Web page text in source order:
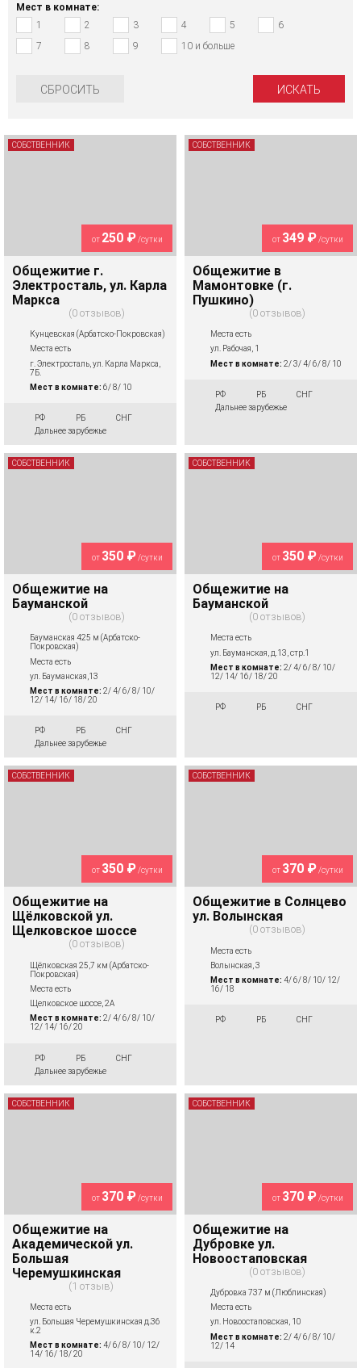
Мест в комнате:
1
2 3 4 5
6
7
8 9 10 и больше
СБРОСИТЬ
от 250 ₽/сутки
Общежитие г.
Электросталь, ул. Карла
Маркса
0 отзывов
Кунцевская (Арбатско-Покровская)
Места есть
г. Электросталь, ул. Карла Маркса,
7Б.
Мест в комнате: 6/ 8/ 10
РФ РБ
СНГ
Дальнее зарубежье
СОБСТВЕННИК
от 349 ₽/сутки
Общежитие в
Мамонтовке (г.
Пушкино)
0 отзывов
Места есть
ул. Рабочая, 1
Мест в комнате: 2/ 3/ 4/ 6/ 8/ 10
РФ РБ
СНГ
Дальнее зарубежье
СОБСТВЕННИК
от 350 ₽/сутки
Общежитие на
Бауманской
0 отзывов
Бауманская 425 м (Арбатско-
Покровская)
Места есть
ул. Бауманская,13
Мест в комнате: 2/ 4/ 6/ 8/ 10/
12/ 14/ 16/ 18/ 20
РФ РБ
СНГ
Дальнее зарубежье
СОБСТВЕННИК
от 350 ₽/сутки
Общежитие на
Бауманской
0 отзывов
Места есть
ул. Бауманская, д.13, стр.1
Мест в комнате: 2/ 4/ 6/ 8/ 10/
12/ 14/ 16/ 18/ 20
РФ РБ СНГ
СОБСТВЕННИК
от 350 ₽ /сутки
Общежитие на
Щёлковской ул.
Щелковское шоссе
0 отзывов
Щёлковская 25,7 км (Арбатско-
Покровская)
Места есть
Щелковское шоссе, 2А
Мест в комнате: 2/ 4/ 6/ 8/ 10/
12/ 14/ 16/ 20
РФ РБ
СНГ
Дальнее зарубежье
СОБСТВЕННИК
от 370 ₽ /сутки
Общежитие в Солнцево
ул. Волынская
0 отзывов
Места есть
Волынская, 3
Мест в комнате: 4/ 6/ 8/ 10/ 12/
16/ 18
РФ РБ СНГ
СОБСТВЕННИК
от 370 ₽/сутки
Общежитие на
Академической ул.
Большая
Черемушкинская
1 отзыв
Места есть
ул. Большая Черемушкинская д.36
к.2
Мест в комнате: 4/ 6/ 8/ 10/ 12/
14/ 16/ 18/ 20
СОБСТВЕННИК
от 370 ₽/сутки
Общежитие на
Дубровке ул.
Новоостаповская
0 отзывов
Дубровка 737 м (Люблинская)
Места есть
ул. Новоостаповская, 10
Мест в комнате: 2/ 4/ 6/ 8/ 10/
12/ 14
СОБСТВЕННИК